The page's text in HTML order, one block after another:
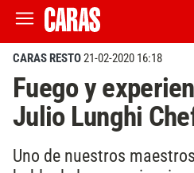
CARAS RESTO21-02-2020 16:18
Fuego y
Julio Lunghi
Uno de nuestros